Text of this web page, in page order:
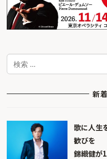
検
索
新
歌に人生
歓びを
錦織健が